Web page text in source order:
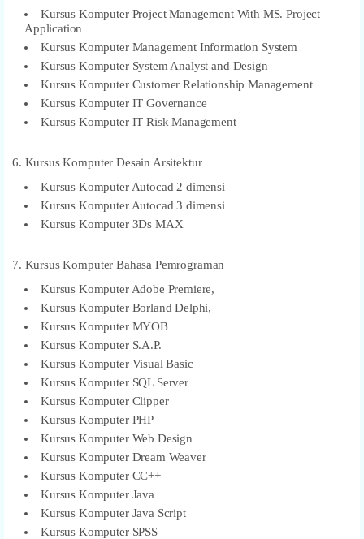
Kursus Komputer Project Management With MS. Project
Application
Kursus Komputer Management Information System
Kursus Komputer System Analyst and Design
Kursus Komputer Customer Relationship Management
Kursus Komputer IT Governance
Kursus Komputer IT Risk Management
6. Kursus Komputer Desain Arsitektur
Kursus Komputer Autocad 2 dimensi
Kursus Komputer Autocad 3 dimensi
Kursus Komputer 3Ds MAX
7. Kursus Komputer Bahasa Pemrograman
Kursus Komputer Adobe Premiere,
Kursus Komputer Borland Delphi,
Kursus Komputer MYOB
Kursus Komputer S.A.P.
Kursus Komputer Visual Basic
Kursus Komputer SQL Server
Kursus Komputer Clipper
Kursus Komputer PHP
Kursus Komputer Web Design
Kursus Komputer Dream Weaver
Kursus Komputer CC++
Kursus Komputer Java
Kursus Komputer Java Script
Kursus Komputer SPSS